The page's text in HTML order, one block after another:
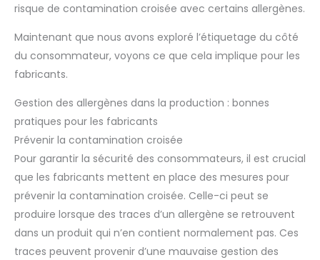
risque de contamination croisée avec certains allergènes.
Maintenant que nous avons exploré l’étiquetage du côté
du consommateur, voyons ce que cela implique pour les
fabricants.
Gestion des allergènes dans la production : bonnes
pratiques pour les fabricants
Prévenir la contamination croisée
Pour garantir la sécurité des consommateurs, il est crucial
que les fabricants mettent en place des mesures pour
prévenir la contamination croisée. Celle-ci peut se
produire lorsque des traces d’un allergène se retrouvent
dans un produit qui n’en contient normalement pas. Ces
traces peuvent provenir d’une mauvaise gestion des